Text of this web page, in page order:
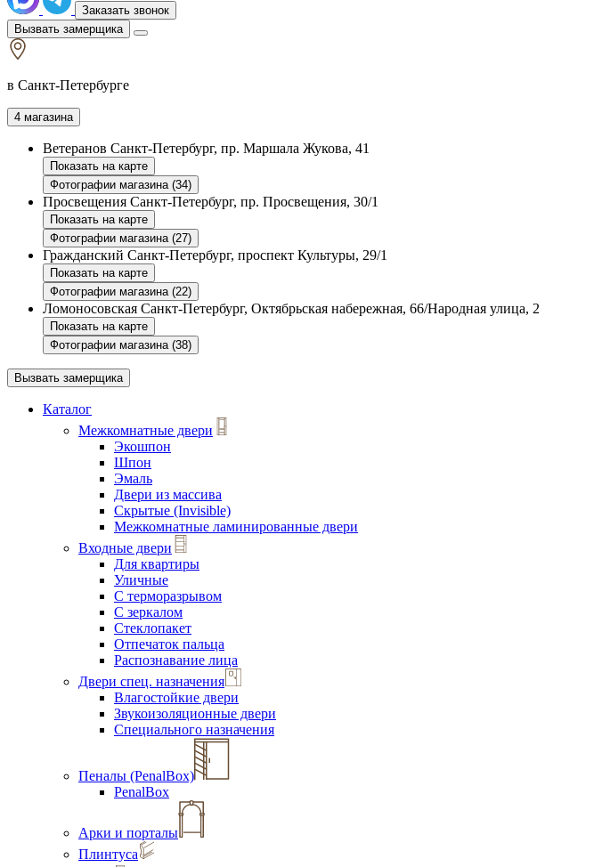
Заказать звонок
Вызвать замерщика
в Санкт-Петербурге
4 магазина
Ветеранов Санкт-Петербург, пр. Маршала Жукова, 41
Показать на карте
Фотографии магазина (34)
Просвещения Санкт-Петербург, пр. Просвещения, 30/1
Показать на карте
Фотографии магазина (27)
Гражданский Санкт-Петербург, проспект Культуры, 29/1
Показать на карте
Фотографии магазина (22)
Ломоносовская Санкт-Петербург, Октябрьская набережная, 66/Народная улица, 2
Показать на карте
Фотографии магазина (38)
Вызвать замерщика
Каталог
Межкомнатные двери
Экошпон
Шпон
Эмаль
Двери из массива
Скрытые (Invisible)
Межкомнатные ламинированные двери
Входные двери
Для квартиры
Уличные
С терморазрывом
С зеркалом
Стеклопакет
Отпечаток пальца
Распознавание лица
Двери спец. назначения
Влагостойкие двери
Звукоизоляционные двери
Специального назначения
Пеналы (PenalBox)
PenalBox
Арки и порталы
Плинтуса